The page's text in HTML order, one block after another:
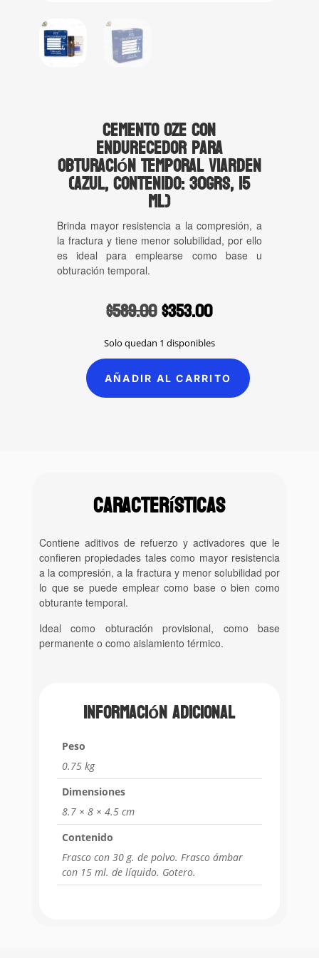
Cemento OZE con
Endurecedor Para
Obturación Temporal Viarden
(Azul, contenido: 30grs, 15
ml)
Brinda mayor resistencia a la compresión, a
la fractura y tiene menor solubilidad, por ello
es ideal para emplearse como base u
obturación temporal.
$589.00Original
was:
$589.00.
$353.00Current
is:
$353.00.
Solo quedan 1 disponibles
Cemento
Viarden
30grs,
15
ml)
cantidad
AÑADIR AL CARRITO
Características
Contiene aditivos de refuerzo y activadores que le
confieren propiedades tales como mayor resistencia
a la compresión, a la fractura y menor solubilidad por
lo que se puede emplear como base o bien como
obturante temporal.
Ideal como obturación provisional, como base
permanente o como aislamiento térmico.
Información adicional
Peso
0.75 kg
Dimensiones
8.7 × 8 × 4.5 cm
Contenido
Frasco con 30 g. de polvo. Frasco ámbar
con 15 ml. de líquido. Gotero.